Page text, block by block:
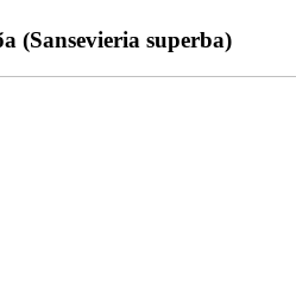
(Sansevieria superba)